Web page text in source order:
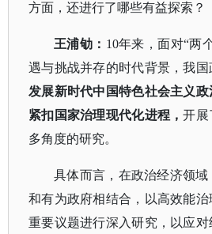
方面，还进行了哪些有益探索？
王浦劬： 10年来，面对“两
遇与挑战并存的时代背景，我国
发展新时代中国特色社会主义政
紧扣国家治理现代化进程，开展
多角度的研究。
具体而言，在政治经济领
和有为政府相结合，以高效能
重要议题进行深入研究，以应